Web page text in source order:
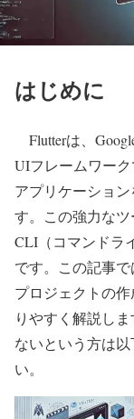
はじめに
Flutterは、
UIフレームワー
アプリケーショ
す。この強力な
CLI（コマンドラ
です。この記事で
プロジェクトの
りやすく解説しま
ないという方は
い。